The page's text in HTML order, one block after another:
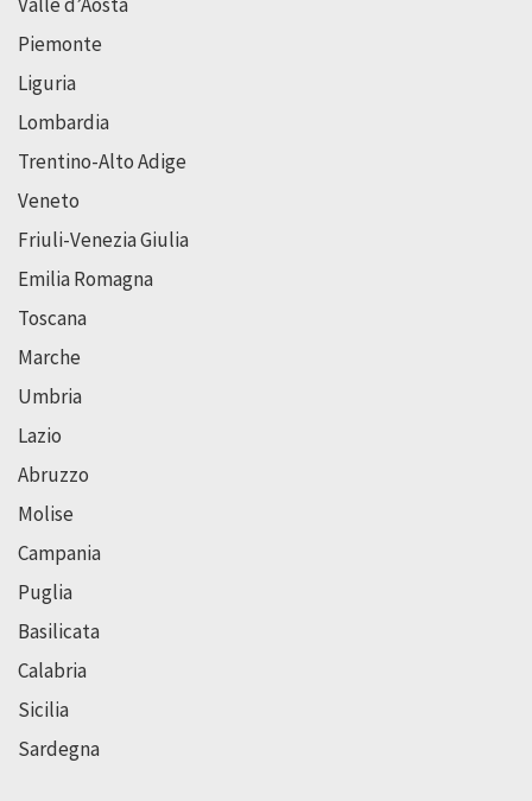
Piemonte
Liguria
Lombardia
Trentino-Alto Adige
Veneto
Friuli-Venezia Giulia
Emilia Romagna
Toscana
Marche
Umbria
Lazio
Abruzzo
Molise
Campania
Puglia
Basilicata
Calabria
Sicilia
Sardegna